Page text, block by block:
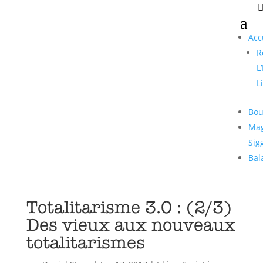
Totalitarisme 3.0 : (2/3)
Des vieux aux nouveaux
totalitarismes